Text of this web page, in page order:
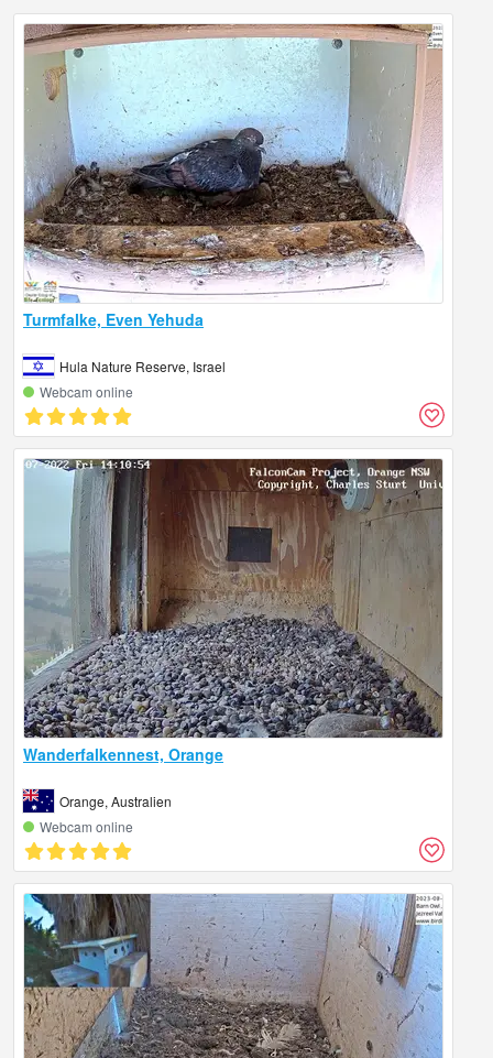
Turmfalke, Even Yehuda
Hula Nature Reserve, Israel
Webcam online
Wanderfalkennest, Orange
Orange, Australien
Webcam online